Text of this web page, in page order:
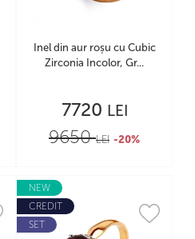
Inel din aur roșu cu Cubic
Zirconia Incolor, Gr...
7720 LEI
9650LEI -20%
NEW
CREDIT
SET